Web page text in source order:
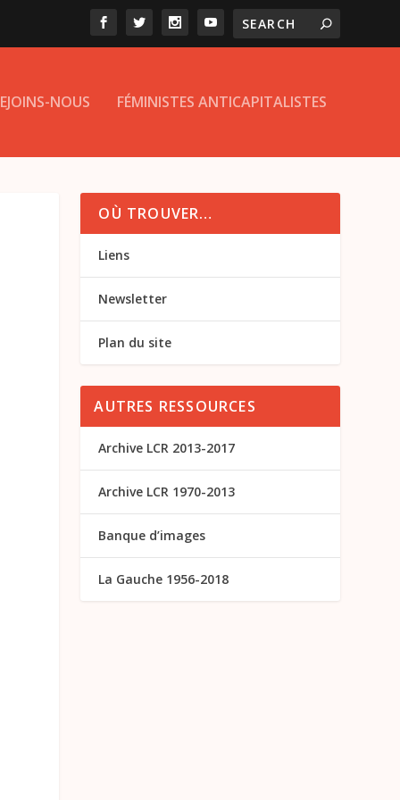
NOUS FÉMINISTES ANTICAPITALISTES
OÙ TROUVER…
Liens
Newsletter
Plan du site
AUTRES RESSOURCES
Archive LCR 2013-2017
Archive LCR 1970-2013
Banque d’images
La Gauche 1956-2018